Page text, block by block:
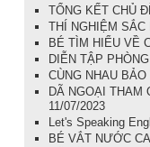
TỔNG KẾT CHỦ
THÍ NGHIỆM SẮC
BÉ TÌM HIỂU VỀ
DIỄN TẬP
CÙNG NHAU
DÃ NGOẠI THAM
11/07/2023
Let's Speaking
BÉ VẮT NƯỚC